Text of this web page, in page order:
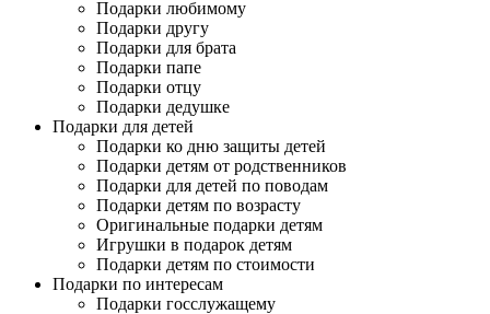
Подарки любимому
Подарки другу
Подарки для брата
Подарки папе
Подарки отцу
Подарки дедушке
Подарки для детей
Подарки ко дню защиты детей
Подарки детям от родственников
Подарки для детей по поводам
Подарки детям по возрасту
Оригинальные подарки детям
Игрушки в подарок детям
Подарки детям по стоимости
Подарки по интересам
Подарки госслужащему